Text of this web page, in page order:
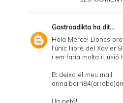
i
n
Gastroadikta ha dit...
Hola Mercè! Doncs
l'únic llibre del Xavier
i em faria molta il.lusió
Et deixo el meu mail:
Un petó!